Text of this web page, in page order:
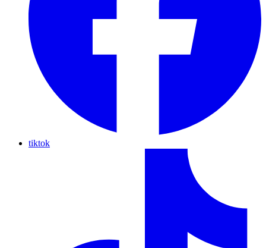
tiktok